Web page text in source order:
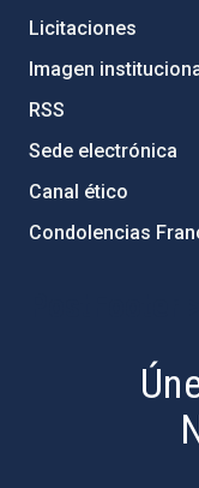
Licitaciones
Imagen
RSS
Sede electrónica
Canal ético
Condolencias